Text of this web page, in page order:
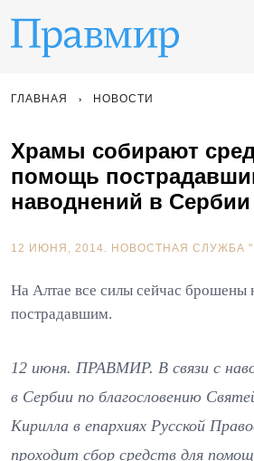
ГЛАВНАЯ НОВОСТИ
Храмы собирают
помощь
наводнений в
12 ИЮНЯ, 2014. НОВОСТНАЯ СЛУЖБА
На Алтае все силы сейчас
пострадавшим.
12 июня. ПРАВМИР. В связи с
в Сербии по благословению
Кирилла в епархиях Русской
проходит сбор средств для